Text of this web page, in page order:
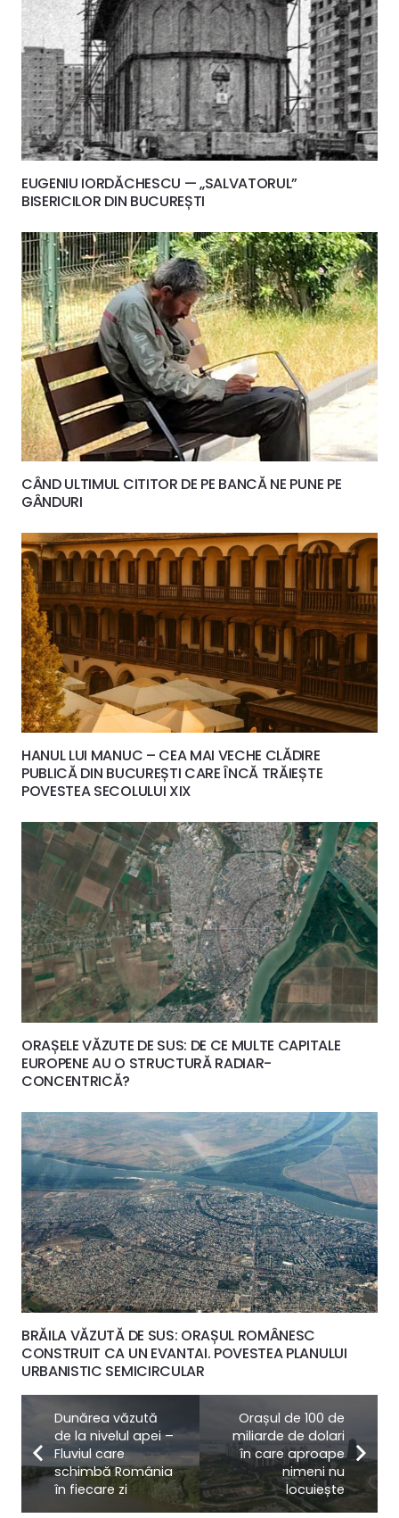
EUGENIU IORDĂCHESCU — „SALVATORUL”
BISERICILOR DIN BUCUREȘTI
CÂND ULTIMUL CITITOR DE PE BANCĂ NE PUNE PE
GÂNDURI
HANUL LUI MANUC – CEA MAI VECHE CLĂDIRE
PUBLICĂ DIN BUCUREȘTI CARE ÎNCĂ TRĂIEȘTE
POVESTEA SECOLULUI XIX
ORAȘELE VĂZUTE DE SUS: DE CE MULTE CAPITALE
EUROPENE AU O STRUCTURĂ RADIAR-
CONCENTRICĂ?
BRĂILA VĂZUTĂ DE SUS: ORAȘUL ROMÂNESC
CONSTRUIT CA UN EVANTAI. POVESTEA PLANULUI
URBANISTIC SEMICIRCULAR
Dunărea văzută
de la nivelul apei –
Fluviul care
schimbă România
în fiecare zi
Orașul de 100 de
miliarde de dolari
în care aproape
nimeni nu
locuiește